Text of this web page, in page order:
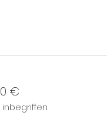
€
inbegriffen